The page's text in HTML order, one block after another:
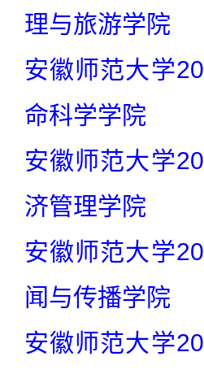
理与旅游学院
安徽师范大学
命科学学院
安徽师范大学
济管理学院
安徽师范大学
闻与传播学院
安徽师范大学